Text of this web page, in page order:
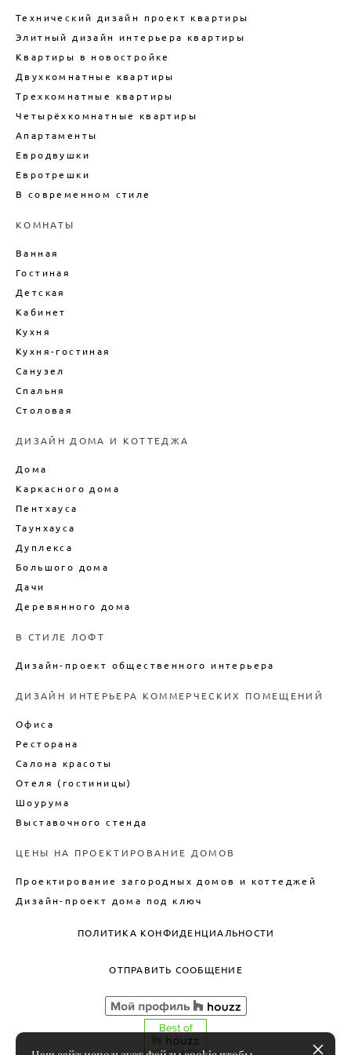
ДИЗАЙН ДУПЛЕКСА
НОВОСТРОЙКЕ
ТЕХНИЧЕСКИЙ ДИЗАЙН
КВАРТИРЫ
ВНУТРЕННИЙ ИНТЕРЬЕР
ДИЗАЙН БОЛЬШОГО ДОМА
ДИЗАЙН ДОМА ПОД КЛЮЧ
ДИЗАЙН ИНТЕРЬЕРА ДАЧИ
ПОДБОР МЕБЕЛИ ДЛЯ ИНТЕРЬЕРА
ВАННОЙ
ГОСТИНОЙ
ЦЕНЫ НА ПРОЕКТИРОВАНИЕ
Технический дизайн проект квартиры
Элитный дизайн интерьера квартиры
Квартиры в новостройке
Двухкомнатные квартиры
Трехкомнатные квартиры
Четырёхкомнатные квартиры
Апартаменты
Евродвушки
Евротрешки
В современном стиле
КОМНАТЫ
Ванная
Гостиная
Детская
Кабинет
Кухня
Кухня-гостиная
Санузел
Спальня
Столовая
ДИЗАЙН ДОМА И КОТТЕДЖА
Дома
Каркасного дома
Пентхауса
Таунхауса
Дуплекса
Большого дома
Дачи
Деревянного дома
В СТИЛЕ ЛОФТ
Дизайн-проект общественного интерьера
ДИЗАЙН ИНТЕРЬЕРА КОММЕРЧЕСКИХ ПОМЕЩЕНИЙ
Офиса
Ресторана
Салона красоты
Отеля (гостиницы)
Шоурума
Выставочного стенда
ЦЕНЫ НА ПРОЕКТИРОВАНИЕ ДОМОВ
Проектирование загородных домов и коттеджей
Дизайн-проект дома под ключ
ПОЛИТИКА КОНФИДЕНЦИАЛЬНОСТИ
ОТПРАВИТЬ СООБЩЕНИЕ